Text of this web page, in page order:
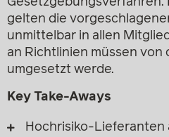
gelten die
unmittelbar in allen
an Richtlinien müssen
umgesetzt werde.
Key Take-Aways
Hochrisiko-Lieferanten